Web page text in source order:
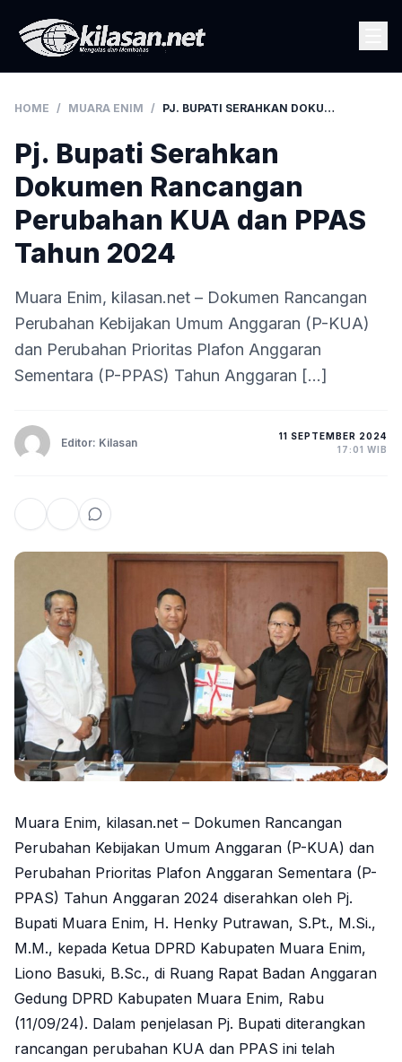
HOME / MUARA ENIM / PJ. BUPATI SERAHKAN DOKUMEN RANCANGAN PERUBAHAN KUA DAN PPAS TAHUN 2024
Pj. Bupati Serahkan
Dokumen Rancangan
Perubahan KUA dan PPAS
Tahun 2024
Muara Enim, kilasan.net – Dokumen Rancangan
Perubahan Kebijakan Umum Anggaran (P-KUA)
dan Perubahan Prioritas Plafon Anggaran
Sementara (P-PPAS) Tahun Anggaran […]
Editor: Kilasan
11 SEPTEMBER 2024
17:01 WIB
Muara Enim, kilasan.net – Dokumen Rancangan
Perubahan Kebijakan Umum Anggaran (P-KUA) dan
Perubahan Prioritas Plafon Anggaran Sementara (P-
PPAS) Tahun Anggaran 2024 diserahkan oleh Pj.
Bupati Muara Enim, H. Henky Putrawan, S.Pt., M.Si.,
M.M., kepada Ketua DPRD Kabupaten Muara Enim,
Liono Basuki, B.Sc., di Ruang Rapat Badan Anggaran
Gedung DPRD Kabupaten Muara Enim, Rabu
(11/09/24). Dalam penjelasan Pj. Bupati diterangkan
rancangan perubahan KUA dan PPAS ini telah